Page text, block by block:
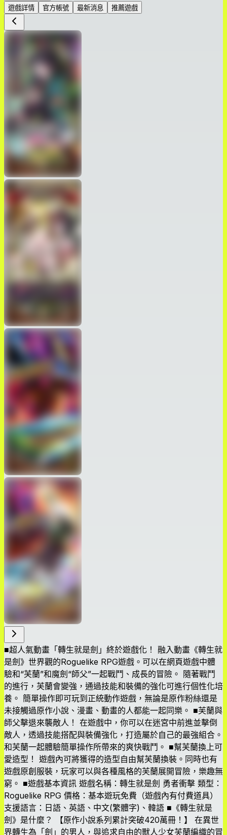
遊戲詳情
官方帳號 最新消息 推薦遊戲
■超人氣動畫「轉生就是劍」終於遊戲化！ 融入動畫《轉生就
是劍》世界觀的Roguelike RPG遊戲。可以在網頁遊戲中體
驗和“芙蘭”和魔劍“師父”一起戰鬥、成長的冒險。 隨著戰鬥
的進行，芙蘭會變強，通過技能和裝備的強化可進行個性化培
養。 簡單操作即可玩到正統動作遊戲，無論是原作粉絲還是
未接觸過原作小說、漫畫、動畫的人都能一起同樂。 ■芙蘭與
師父擊退來襲敵人！ 在遊戲中，你可以在迷宮中前進並擊倒
敵人，透過技能搭配與裝備強化，打造屬於自己的最強組合。
和芙蘭一起體驗簡單操作所帶來的爽快戰鬥。 ■幫芙蘭換上可
愛造型！ 遊戲內可將獲得的造型自由幫芙蘭換裝。同時也有
遊戲原創服裝，玩家可以與各種風格的芙蘭展開冒險，樂趣無
窮。 ■遊戲基本資訊 遊戲名稱：轉生就是劍 勇者衝擊 類型：
Roguelike RPG 價格：基本遊玩免費（遊戲內有付費道具）
支援語言：日語、英語、中文(繁體字)、韓語 ■《轉生就是
劍》是什麼？ 【原作小說系列累計突破420萬冊！】 在異世
界轉生為「劍」的男人，與追求自由的獸人少女芙蘭編織的冒